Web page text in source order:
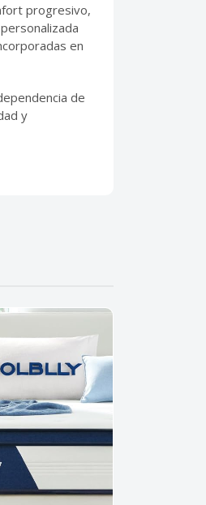
progresivo,
en
de
y